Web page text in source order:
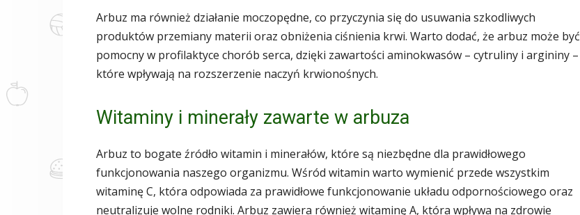
Arbuz ma również działanie moczopędne, co przyczynia się do usuwania szkodliwych
produktów przemiany materii oraz obniżenia ciśnienia krwi. Warto dodać, że arbuz może być
pomocny w profilaktyce chorób serca, dzięki zawartości aminokwasów – cytruliny i argininy –
które wpływają na rozszerzenie naczyń krwionośnych.
Witaminy i minerały zawarte w arbuza
Arbuz to bogate źródło witamin i minerałów, które są niezbędne dla prawidłowego
funkcjonowania naszego organizmu. Wśród witamin warto wymienić przede wszystkim
witaminę C, która odpowiada za prawidłowe funkcjonowanie układu odpornościowego oraz
neutralizuje wolne rodniki. Arbuz zawiera również witaminę A, która wpływa na zdrowie